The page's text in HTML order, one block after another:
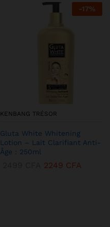
-17%
KENBANG TRÉSOR
Gluta White Whitening
Lotion – Lait Clarifiant Anti-
Âge : 250ml
2249 CFA